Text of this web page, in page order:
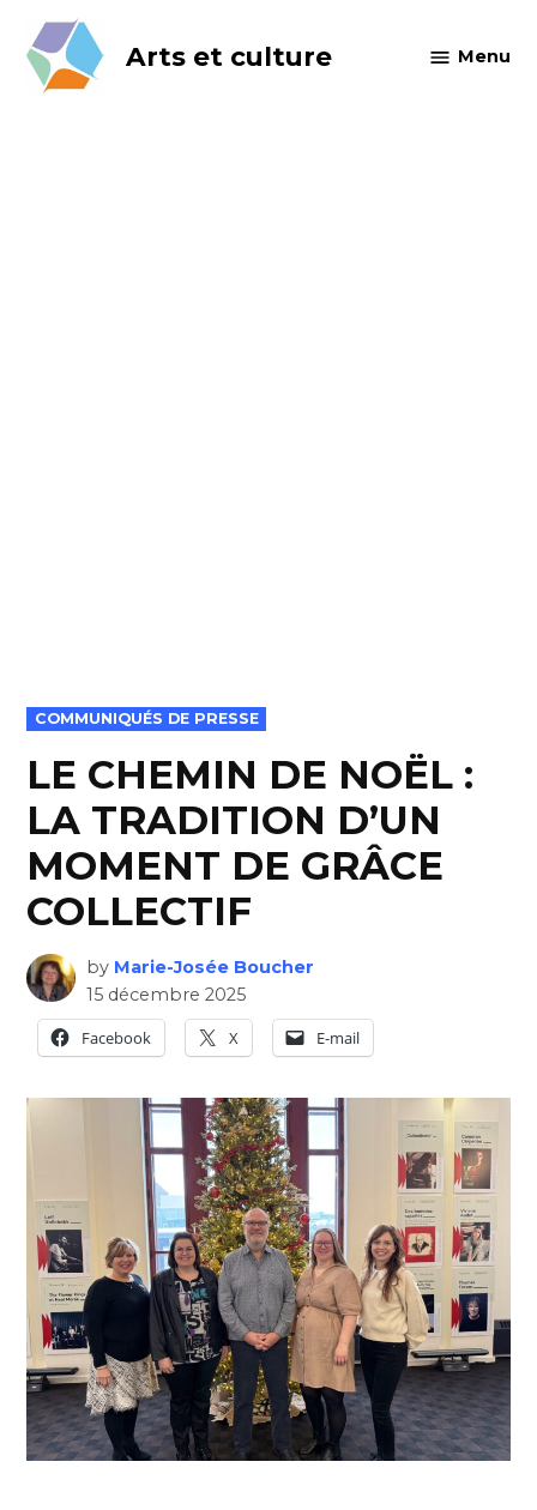
content
Arts et culture Menu
POSTED
IN
COMMUNIQUÉS DE PRESSE
LE CHEMIN DE NOËL :
LA TRADITION D’UN
MOMENT DE GRÂCE
COLLECTIF
by Marie-Josée Boucher
15 décembre 2025
Facebook
X E-mail